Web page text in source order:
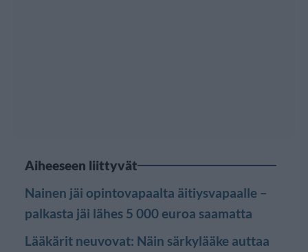
Aiheeseen liittyvät
Nainen jäi opintovapaalta äitiysvapaalle –
palkasta jäi lähes 5 000 euroa saamatta
Lääkärit neuvovat: Näin särkylääke auttaa